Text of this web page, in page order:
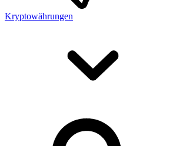
Kryptowährungen